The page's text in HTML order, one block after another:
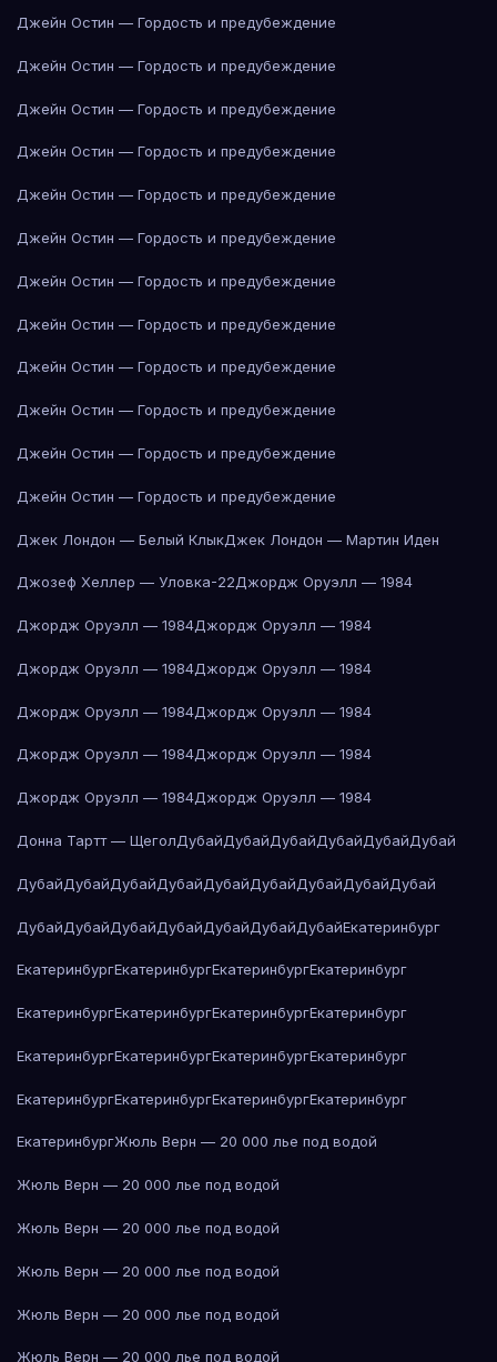
Джейн Остин — Гордость и предубеждение
Джейн Остин — Гордость и предубеждение
Джейн Остин — Гордость и предубеждение
Джейн Остин — Гордость и предубеждение
Джейн Остин — Гордость и предубеждение
Джейн Остин — Гордость и предубеждение
Джейн Остин — Гордость и предубеждение
Джейн Остин — Гордость и предубеждение
Джейн Остин — Гордость и предубеждение
Джейн Остин — Гордость и предубеждение
Джейн Остин — Гордость и предубеждение
Джейн Остин — Гордость и предубеждение
Джек Лондон — Белый КлыкДжек Лондон — Мартин Иден
Джозеф Хеллер — Уловка-22Джордж Оруэлл — 1984
Джордж Оруэлл — 1984Джордж Оруэлл — 1984
Джордж Оруэлл — 1984Джордж Оруэлл — 1984
Джордж Оруэлл — 1984Джордж Оруэлл — 1984
Джордж Оруэлл — 1984Джордж Оруэлл — 1984
Джордж Оруэлл — 1984Джордж Оруэлл — 1984
Донна Тартт — ЩеголДубайДубайДубайДубайДубайДубай
ДубайДубайДубайДубайДубайДубайДубайДубайДубай
ДубайДубайДубайДубайДубайДубайДубайЕкатеринбург
ЕкатеринбургЕкатеринбургЕкатеринбургЕкатеринбург
ЕкатеринбургЕкатеринбургЕкатеринбургЕкатеринбург
ЕкатеринбургЕкатеринбургЕкатеринбургЕкатеринбург
ЕкатеринбургЕкатеринбургЕкатеринбургЕкатеринбург
ЕкатеринбургЖюль Верн — 20 000 лье под водой
Жюль Верн — 20 000 лье под водой
Жюль Верн — 20 000 лье под водой
Жюль Верн — 20 000 лье под водой
Жюль Верн — 20 000 лье под водой
Жюль Верн — 20 000 лье под водой